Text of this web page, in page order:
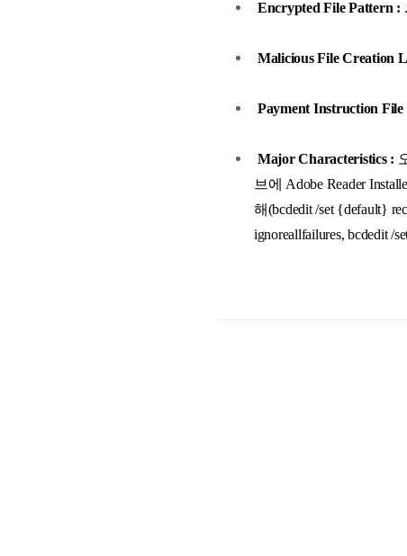
Encrypted File Pattern :
Malicious File Creation
Payment Instruction File
Major Characteristics :
브에 Adobe Reader
해(bcdedit /set {default}
ignoreallfailures, bcdedit /